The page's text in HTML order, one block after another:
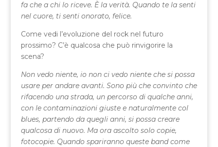
fa che a chi lo riceve. È la verità. Quando te la senti
nel cuore, ti senti onorato, felice.
Come vedi l’evoluzione del rock nel futuro
prossimo? C’è qualcosa che può rinvigorire la
scena?
Non vedo niente, io non ci vedo niente che si possa
usare per andare avanti. Sono più che convinto che
rifacendo una strada, un percorso di qualche anni,
con le contaminazioni giuste e naturalmente col
blues, partendo da quegli anni, si possa creare
qualcosa di nuovo. Ma ora ascolto solo copie,
fotocopie. Quando spariranno queste band come